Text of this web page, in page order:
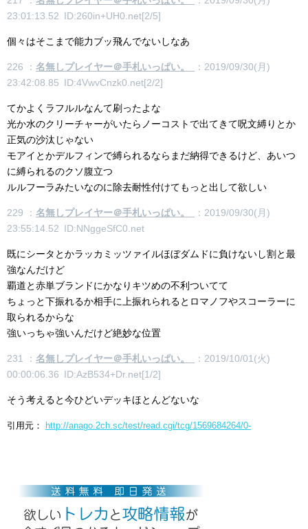
23:01:13.52 ID:260in+UH0.net[2/5]
個々はそこまで能力ブッ飛んでないしなあ
226 ： 名無しプレイヤー＠手札いっぱい。
：2019/09/30(月)
23:42:08.85 ID:4VwvCnzk0.net[2/2]
てかよくラフルルなんて刷ったよな
光か水のクリーチャーがいたらノーコストで出てきて呪文縛りとか
正気の沙汰じゃない
モアイとかデルフィンで縛られるならまだ納得できるけど、あいつ
に縛られるのクソ腹立つ
ルルフーラみたいなのに除去耐性付けてもっと出して欲しい
229 ： 名無しプレイヤー＠手札いっぱい。
：2019/09/30(月)
23:55:14.52 ID:NNggeSfC0.net
既にシータとかラッカミッツァイルほぼダムドに負けないし割と最
強なんだけど
覇道と赤単ブランドにかなりキツめの不利ついてて
ちょっと下振れるか相手に上振れられるとロマノフやスコーラーに
取られるからな
強いっちゃ強いんだけど絶妙な位置
231 ： 名無しプレイヤー＠手札いっぱい。
：2019/10/01(火)
00:00:06.36 ID:AzB534+Dr.net[1/2]
そう考えると今ひどいデッキほとんどないな
引用元： http://anago.2ch.sc/test/read.cgi/tcg/1569684264/0-